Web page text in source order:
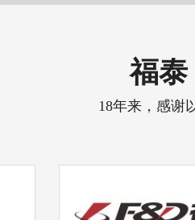
福泰
18年来，感谢